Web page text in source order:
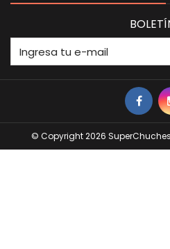
© Copyright 2026